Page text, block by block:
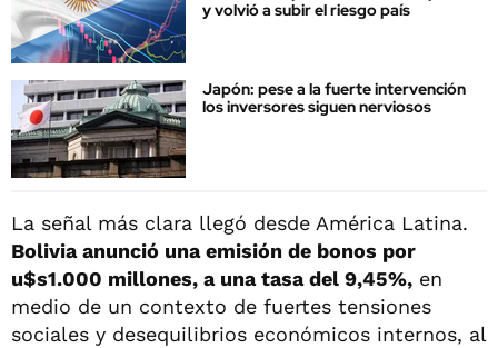
y volvió a subir el riesgo país
Japón: pese a la fuerte intervención
los inversores siguen nerviosos
La señal más clara llegó desde América Latina.
Bolivia anunció una emisión de bonos por
u$s1.000 millones, a una tasa del 9,45%, en
medio de un contexto de fuertes tensiones
sociales y desequilibrios económicos internos, al